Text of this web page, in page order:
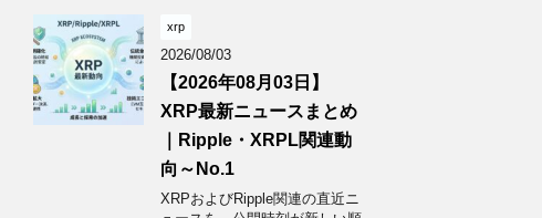
xrp
2026/08/03
【2026年08月03日】
XRP最新ニュースまとめ
｜Ripple・XRPL関連動
向～No.1
XRPおよびRipple関連の直近ニ